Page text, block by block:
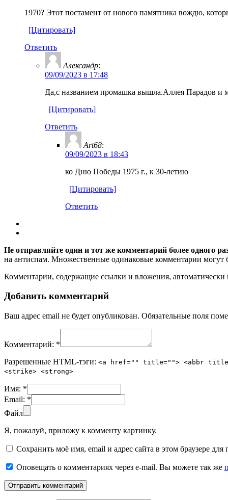
1970? Этот постамент от нового памятника вождю,
[Цитировать]
Ответить
Александр:
09/09/2023 в 17:48
Да,с названием промашка вышла.Аллея Парадов и
[Цитировать]
Ответить
Art68:
09/09/2023 в 18:43
ко Дню Победы 1975 г., к 30-летию
[Цитировать]
Ответить
Не отправляйте один и тот же комментарий более одного
на антиспам. Множественные одинаковые комментарии могут
Комментарии, содержащие ссылки и вложения,
Добавить комментарий
Ваш адрес email не будет опубликован. Обязательные поля
Комментарий: *
Разрешенные HTML-тэги: <a href="" title=""> <abbr
<strike> <strong>
Имя: *
Email: *
Файл
Я, пожалуй, приложу к комменту картинку.
Сохранить моё имя, email и адрес сайта в этом браузере
Оповещать о комментариях через e-mail. Вы можете так же